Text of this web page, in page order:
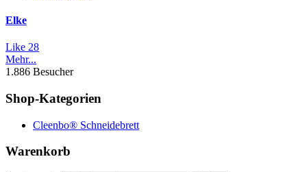
Elke
Like 28
Mehr...
1.886 Besucher
Shop-Kategorien
Cleenbo® Schneidebrett
Warenkorb